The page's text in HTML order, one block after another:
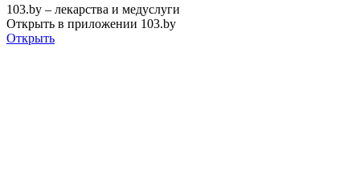
103.by – лекарства и медуслуги
Открыть в приложении 103.by
Открыть